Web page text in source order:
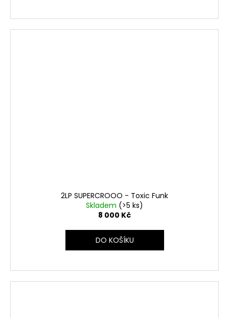
2LP SUPERCROOO - Toxic Funk
Skladem (>5 ks)
8 000 Kč
DO KOŠÍKU